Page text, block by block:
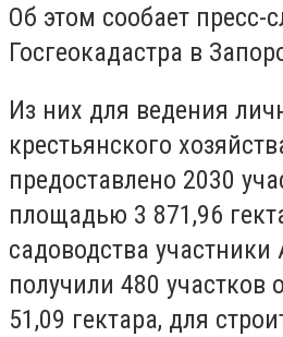
Об этом сообает пресс-
Госгеокадастра в
Из них для ведения
крестьянского
предоставлено 2030
площадью 3 871,96
садоводства
получили 480
51,09 гектара, для